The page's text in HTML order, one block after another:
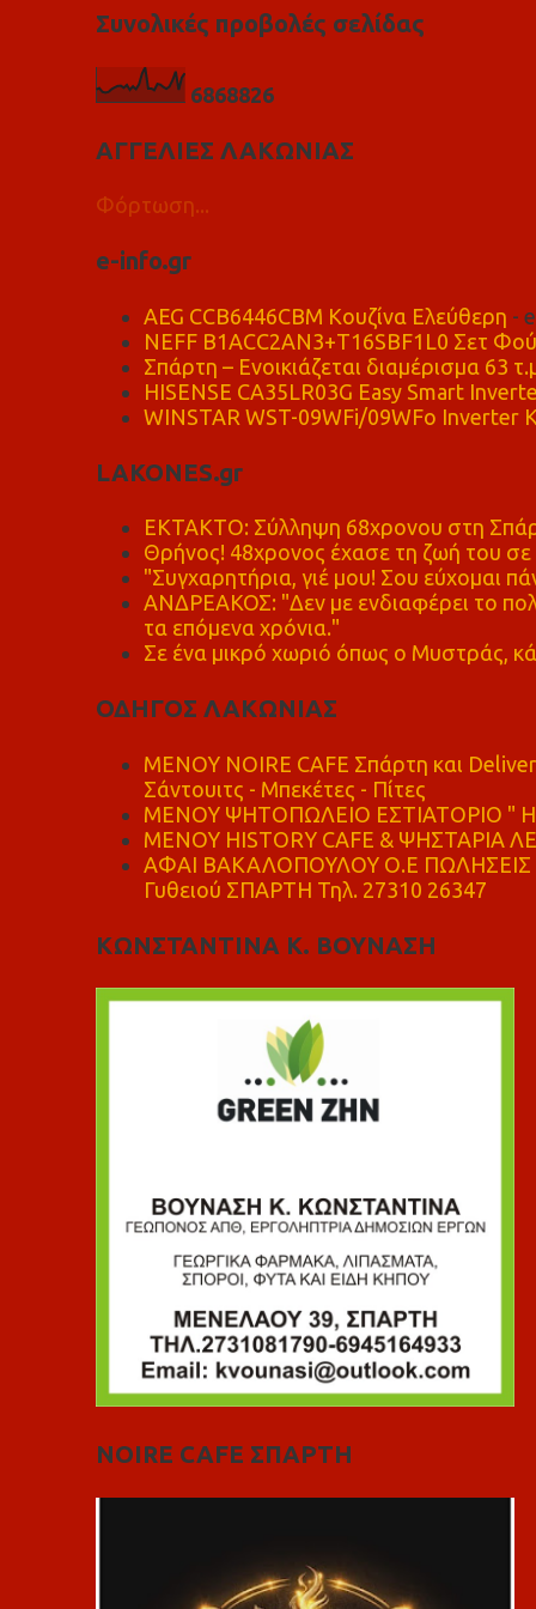
Συνολικές προβολές σελίδας
6868826
ΑΓΓΕΛΙΕΣ ΛΑΚΩΝΙΑΣ
Φόρτωση...
e-info.gr
AEG CCB6446CBM Κουζίνα Ελεύθερη -
NEFF B1ACC2AN3+T16SBF1L0 Σετ
Σπάρτη – Ενοικιάζεται διαμέρισμα 63
HISENSE CA35LR03G Easy Smart
WINSTAR WST-09WFi/09WFo Inverter
LAKONES.gr
ΕΚΤΑΚΤΟ: Σύλληψη 68χρονου στη
Θρήνος! 48χρονος έχασε τη ζωή του
"Συγχαρητήρια, γιέ μου! Σου εύχομαι
ΑΝΔΡΕΑΚΟΣ: "Δεν με ενδιαφέρει το
τα επόμενα χρόνια."
Σε ένα μικρό χωριό όπως ο Μυστράς,
ΟΔΗΓΟΣ ΛΑΚΩΝΙΑΣ
MENOY NOIRE CAFE Σπάρτη και
Σάντουιτς - Μπεκέτες - Πίτες
ΜΕΝΟΥ ΨΗΤΟΠΩΛΕΙΟ ΕΣΤΙΑΤΟΡΙΟ "
ΜΕΝΟΥ HISTORY CAFE & ΨΗΣΤΑΡΙΑ
ΑΦΑΙ ΒΑΚΑΛΟΠΟΥΛΟΥ Ο.Ε ΠΩΛΗΣΕΙΣ
Γυθειού ΣΠΑΡΤΗ Τηλ. 27310 26347
ΚΩΝΣΤΑΝΤΙΝΑ Κ. ΒΟΥΝΑΣΗ
NOIRE CAFE ΣΠΑΡΤΗ